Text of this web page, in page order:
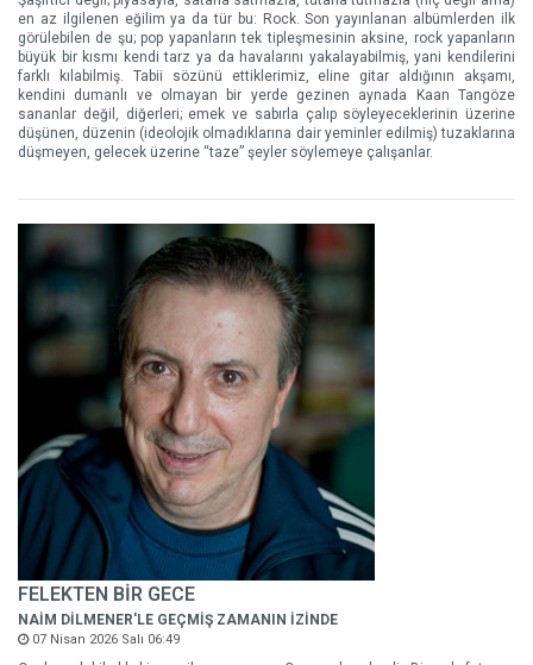
en az ilgilenen eğilim ya da tür bu: Rock. Son yayınlanan albümlerden ilk
görülebilen de şu; pop yapanların tek tipleşmesinin aksine, rock yapanların
büyük bir kısmı kendi tarz ya da havalarını yakalayabilmiş, yani kendilerini
farklı kılabilmiş. Tabii sözünü ettiklerimiz, eline gitar aldığının akşamı,
kendini dumanlı ve olmayan bir yerde gezinen aynada Kaan Tangöze
sananlar değil, diğerleri; emek ve sabırla çalıp söyleyeceklerinin üzerine
düşünen, düzenin (ideolojik olmadıklarına dair yeminler edilmiş) tuzaklarına
düşmeyen, gelecek üzerine “taze” şeyler söylemeye çalışanlar.
FELEKTEN BİR GECE
NAİM DİLMENER'LE GEÇMİŞ ZAMANIN İZİNDE
07 Nisan 2026 Salı 06:49